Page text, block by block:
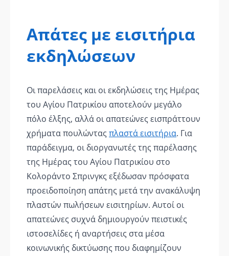
Απάτες με εισιτήρια
εκδηλώσεων
Οι παρελάσεις και οι εκδηλώσεις της Ημέρας
του Αγίου Πατρικίου αποτελούν μεγάλο
πόλο έλξης, αλλά οι απατεώνες εισπράττουν
χρήματα πουλώντας πλαστά εισιτήρια. Για
παράδειγμα, οι διοργανωτές της παρέλασης
της Ημέρας του Αγίου Πατρικίου στο
Κολοράντο Σπρινγκς εξέδωσαν πρόσφατα
προειδοποίηση απάτης μετά την ανακάλυψη
πλαστών πωλήσεων εισιτηρίων. Αυτοί οι
απατεώνες συχνά δημιουργούν πειστικές
ιστοσελίδες ή αναρτήσεις στα μέσα
κοινωνικής δικτύωσης που διαφημίζουν